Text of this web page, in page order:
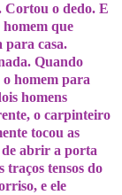
Cortou o dedo. E
que
para casa.
Quando
homem para
homens
o carpinteiro
tocou as
de abrir a porta
traços tensos do
e ele